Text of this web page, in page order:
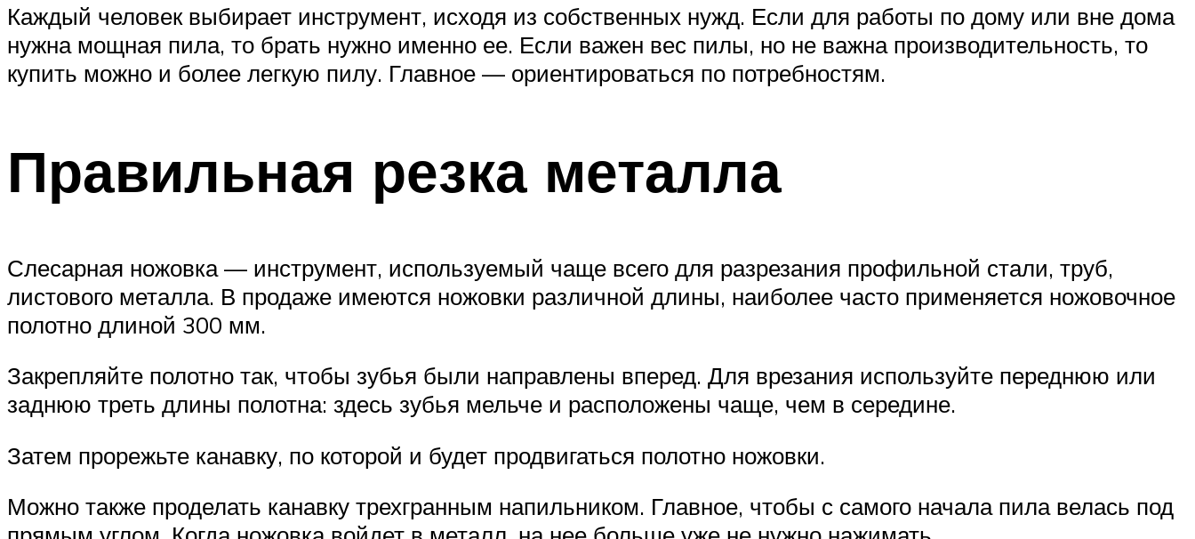
Каждый человек выбирает инструмент, исходя из собственных нужд. Если для работы по дому или вне дома
нужна мощная пила, то брать нужно именно ее. Если важен вес пилы, но не важна производительность, то
купить можно и более легкую пилу. Главное — ориентироваться по потребностям.
Правильная резка металла
Слесарная ножовка — инструмент, используемый чаще всего для разрезания профильной стали, труб,
листового металла. В продаже имеются ножовки различной длины, наиболее часто применяется ножовочное
полотно длиной 300 мм.
Закрепляйте полотно так, чтобы зубья были направлены вперед. Для врезания используйте переднюю или
заднюю треть длины полотна: здесь зубья мельче и расположены чаще, чем в середине.
Затем прорежьте канавку, по которой и будет продвигаться полотно ножовки.
Можно также проделать канавку трехгранным напильником. Главное, чтобы с самого начала пила велась под